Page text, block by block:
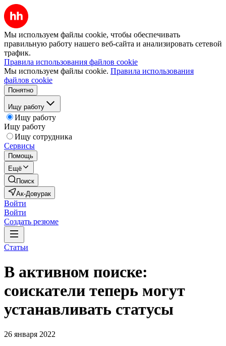
Мы используем файлы cookie, чтобы обеспечивать
правильную работу нашего веб-сайта и анализировать сетевой
трафик.
Правила использования файлов cookie
Мы используем файлы cookie. Правила использования
файлов cookie
Понятно
Ищу работу
Ищу работу
Ищу работу
Ищу сотрудника
Сервисы
Помощь
Ещё
Поиск
Ак-Довурак
Войти
Войти
Создать резюме
Статьи
В активном поиске:
соискатели теперь могут
устанавливать статусы
26 января 2022